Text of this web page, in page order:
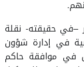
يعتبر –في حقيقته- نقلة
في إدارة شؤون
في موافقة حاكم